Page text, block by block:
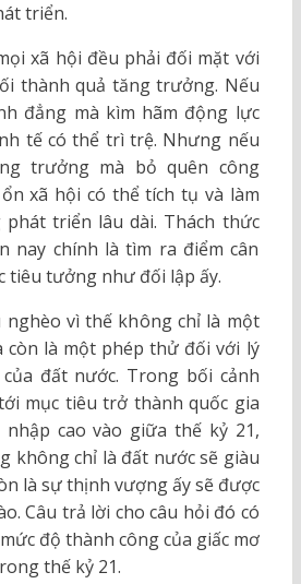
triển.
xã hội đều phải đối mặt với
thành quả tăng trưởng. Nếu
đẳng mà kìm hãm động lực
tế có thể trì trệ. Nhưng nếu
trưởng mà bỏ quên công
xã hội có thể tích tụ và làm
phát triển lâu dài. Thách thức
nay chính là tìm ra điểm cân
tiêu tưởng như đối lập ấy.
nghèo vì thế không chỉ là một
còn là một phép thử đối với lý
đất nước. Trong bối cảnh
mục tiêu trở thành quốc gia
cao vào giữa thế kỷ 21,
không chỉ là đất nước sẽ giàu
là sự thịnh vượng ấy sẽ được
Câu trả lời cho câu hỏi đó có
độ thành công của giấc mơ
thế kỷ 21.